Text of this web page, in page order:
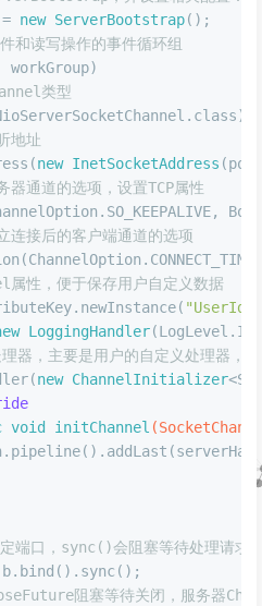
= new ServerBootstrap();
读写操作的事件循环组
workGroup)
类型
地址
new InetSocketAddress
通道的选项，设置TCP属性
接后的客户端通道的选项
性，便于保存用户自定义数据
"UserId"
LoggingHandler
器，主要是用户的自定义处理器，
new ChannelInitializer
void initChannel
口，sync()会阻塞等待处理请求
b.bind().sync();
阻塞等待关闭，服务器